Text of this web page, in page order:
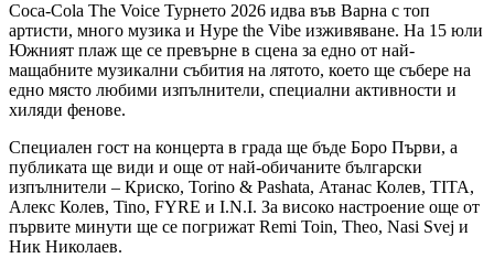
Coca-Cola The Voice Турнето 2026 идва във Варна с топ
артисти, много музика и Hype the Vibe изживяване. На 15 юли
Южният плаж ще се превърне в сцена за едно от най-
мащабните музикални събития на лятото, което ще събере на
едно място любими изпълнители, специални активности и
хиляди фенове.
Специален гост на концерта в града ще бъде Боро Първи, а
публиката ще види и още от най-обичаните български
изпълнители – Криско, Torino & Pashata, Атанас Колев, TITA,
Алекс Колев, Tino, FYRE и I.N.I. За високо настроение още от
първите минути ще се погрижат Remi Toin, Theo, Nasi Svej и
Ник Николаев.